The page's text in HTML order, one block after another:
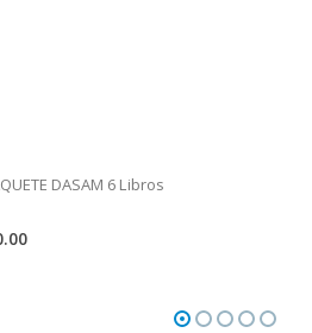
DASAM 6 Libros
Current